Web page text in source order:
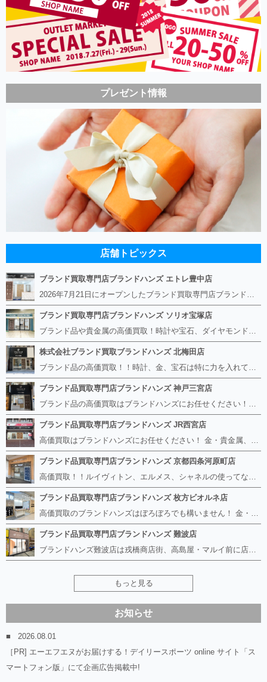
プレゼント情報
店舗トピックス
ブランド買取専門店ブランドハンズ エトレ豊中店
2026年7月21日にオープンしたブランド買取専門店ブランドハンズ エトレ豊中店です。 阪急豊中駅直結のショッピングモール エトレとよなかの１階に店舗がございます。 金・貴金属、ブランド品、時計、宝石などその他ブランド食器や美容機器、ブランド香水や化粧品などの取り扱いもございます。 熟練の鑑定士が親切・丁寧に接客、査定をさせていただきます。 査定だけでもOK。お気軽にご来店下さいませ！
ブランド買取専門店ブランドハンズ ソリオ宝塚店
ブランド品や貴金属の高価買取！時計や宝石、ダイヤモンドなど家に眠っているものがあったら捨てる前にブランドハンズへお越しください。 査定料は無料、お値段が付くものかお調べいたします！ 宅配買取もありますので使っていない古いルイヴィトンのバッグや財布、壊れているオメガの時計、千切れている金のネックレスや指輪、小型家電も取り扱っておりますのでお気軽にご利用下さい☆ その他ブランド食器、銀シルバー製品、美容機器、脱毛器、スマホなど幅広く取り扱っております！
株式会社ブランド買取ブランドハンズ 北梅田店
ブランド品の高価買取！！時計、金、宝石は特に力を入れています！ ルイヴィトン、シャネル、ロレックス、エルメスはもちろん、グッチ、プラダ、セリーヌ、フェンディなどなど、 その他ブランド食器、銀シルバー製品、美容機器、脱毛器、スマホなど幅広く取り扱っているので まずは無料査定にお越しください！ 手数料は全て無料！全国対応の宅配買取も行っておりますのでお気軽にご連絡下さい！
ブランド品買取専門店ブランドハンズ 神戸三宮店
ブランド品の高価買取はブランドハンズにお任せください！！ 高騰し続けている金・貴金属はもちろん、ルイヴィトン、エルメス、シャネル、ロレックスは特に力を入れております。 その他ブランド食器、銀シルバー製品、美容機器、脱毛器、スマホなど幅広く取り扱っております！ 鑑定士は経験豊富で親切丁寧な対応を心がけております。 鑑定書がないものでもしっかり見させて頂きます。
ブランド品買取専門店ブランドハンズ JR西宮店
高価買取はブランドハンズにお任せください！ 金・貴金属、ルイヴィトン、エルメス、シャネル、ロレックスは特に力を入れておりますが、 他店で断られたボロボロになったバッグや財布、壊れたブランド品、時計、千切れた貴金属もお買取り可能です。 経験豊富な鑑定士が宝石やダイヤモンドの鑑定書がないものでもしっかり見させて頂きます。 その他ブランド食器、銀シルバー製品、美容機器、脱毛器、スマホなど幅広く取り扱っております！ 是非お気軽にお越しください。
ブランド品買取専門店ブランドハンズ 京都四条河原町店
高価買取！！ルイヴィトン、エルメス、シャネルの使ってないものなど ブランドハンズならボロボロでも構いません。 他店に断られたものも当店ならお買取り可能です！ ロレックスやフェンディ、グッチも大歓迎です！ ブランド品や貴金属、時計、宝石、ダイヤモンドは特に高価買取ですのでお査定だけでもお待ちしております。
ブランド品買取専門店ブランドハンズ 枚方ビオルネ店
高価買取のブランドハンズはぼろぼろでも構いません！ 金・貴金属、ルイヴィトンやエルメス、シャネルの使ってないものはございませんか？ 他店に断られたものも当店ならお買取り可能です！ ロレックスやフェンディ、グッチも大歓迎！ ブランド品や貴金属、時計、宝石、ダイヤモンドは特に高価買取ですがブランド食器、スマホ、美容機器、銀製品など幅広く取り扱っております。
ブランド品買取専門店ブランドハンズ 難波店
ブランドハンズ難波店は戎橋商店街、高島屋・マルイ前に店舗があります！ ボロボロのルイヴィトン、エルメス、シャネルも高価買取！！ ぼろぼろのものでもブランドハンズなら高くお買取り致します！ ブランド香水や化粧品、動かない時計、ロレックスは特に高価買取です。 貴金属や宝石、ダイヤモンドの鑑定書がないものでもしっかり見させて頂きます。 是非お気軽にお越しください。
もっと見る
お知らせ
2026.08.01
［PR] エーエフエヌがお届けする！デイリースポーツ online サイト「ス
マートフォン版」にて企画広告掲載中!